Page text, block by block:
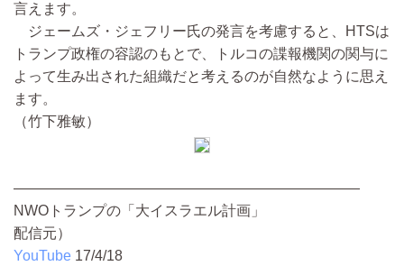
言えます。
ジェームズ・ジェフリー氏の発言を考慮すると、HTSは
トランプ政権の容認のもとで、トルコの諜報機関の関与に
よって生み出された組織だと考えるのが自然なように思え
ます。
（竹下雅敏）
————————————————————————
NWOトランプの「大イスラエル計画」
配信元）
YouTube 17/4/18